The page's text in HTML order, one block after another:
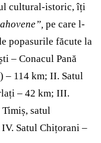
cultural-istoric, îți
pe care l-
popasurile făcute la
– Conacul Pană
– 114 km; II. Satul
– 42 km; III.
satul
Satul Chițorani –